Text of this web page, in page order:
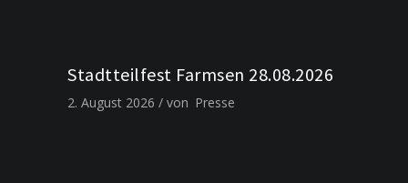
Stadtteilfest Farmsen 28.08.2026
2. August 2026 von Presse